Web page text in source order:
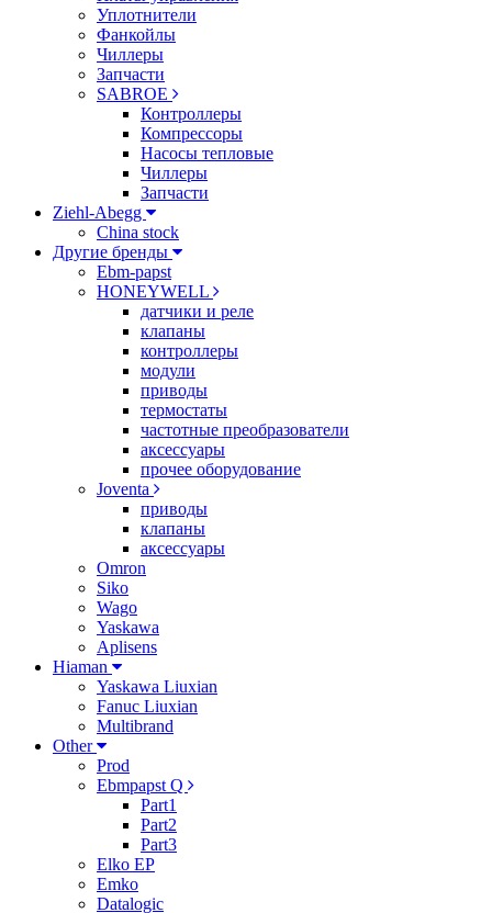
Уплотнители
Фанкойлы
Чиллеры
Запчасти
SABROE
Контроллеры
Компрессоры
Насосы тепловые
Чиллеры
Запчасти
Ziehl-Abegg
China stock
Другие бренды
Ebm-papst
HONEYWELL
датчики и реле
клапаны
контроллеры
модули
приводы
термостаты
частотные преобразователи
аксессуары
прочее оборудование
Joventa
приводы
клапаны
аксессуары
Omron
Siko
Wago
Yaskawa
Aplisens
Hiaman
Yaskawa Liuxian
Fanuc Liuxian
Multibrand
Other
Prod
Ebmpapst Q
Part1
Part2
Part3
Elko EP
Emko
Datalogic